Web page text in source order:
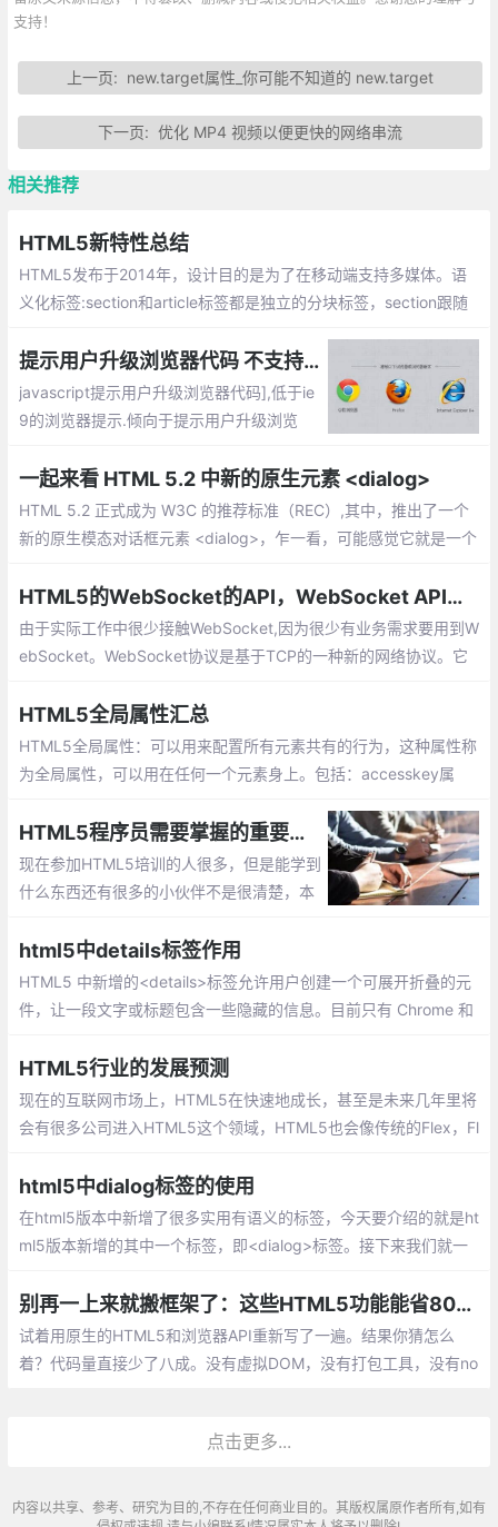
支持！
上一页: new.target属性_你可能不知道的 new.target
下一页: 优化 MP4 视频以便更快的网络串流
相关推荐
HTML5新特性总结
HTML5发布于2014年，设计目的是为了在移动端支持多媒体。语
义化标签:section和article标签都是独立的分块标签，section跟随
提示用户升级浏览器代码 不支持HTML5,请升级浏览器
javascript提示用户升级浏览器代码],低于ie
9的浏览器提示.倾向于提示用户升级浏览
一起来看 HTML 5.2 中新的原生元素 <dialog>
HTML 5.2 正式成为 W3C 的推荐标准（REC）,其中，推出了一个
新的原生模态对话框元素 <dialog>，乍一看，可能感觉它就是一个
期待和很有意思的元素
HTML5的WebSocket的API，WebSocket API简介
由于实际工作中很少接触WebSocket,因为很少有业务需求要用到W
ebSocket。WebSocket协议是基于TCP的一种新的网络协议。它
动发送信息给客户端。
HTML5全局属性汇总
HTML5全局属性：可以用来配置所有元素共有的行为，这种属性称
为全局属性，可以用在任何一个元素身上。包括：accesskey属
性、dropzone属性、hidden属性等
HTML5程序员需要掌握的重要技能
现在参加HTML5培训的人很多，但是能学到
什么东西还有很多的小伙伴不是很清楚，本
序员需要掌握哪些技能。
html5中details标签作用
HTML5 中新增的<details>标签允许用户创建一个可展开折叠的元
件，让一段文字或标题包含一些隐藏的信息。目前只有 Chrome 和
HTML5行业的发展预测
现在的互联网市场上，HTML5在快速地成长，甚至是未来几年里将
会有很多公司进入HTML5这个领域，HTML5也会像传统的Flex，Fl
中，形成一套自己独有的生态系统
html5中dialog标签的使用
在html5版本中新增了很多实用有语义的标签，今天要介绍的就是ht
ml5版本新增的其中一个标签，即<dialog>标签。接下来我们就一
别再一上来就搬框架了：这些HTML5功能能省80%代码
试着用原生的HTML5和浏览器API重新写了一遍。结果你猜怎么
着？代码量直接少了八成。没有虚拟DOM，没有打包工具，没有no
点击更多...
内容以共享、参考、研究为目的,不存在任何商业目的。其版权属原作者所有,如有